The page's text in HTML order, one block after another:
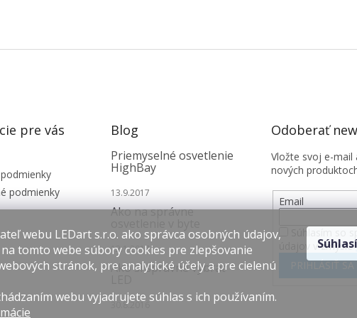
webu LEDart s.r.o. ako správca osobných údajov,
tomto webe súbory cookies pre zlepšovanie
stránok, pre analytické účely a pre cielenú
webu vyjadrujete súhlas s ich používaním.
pre vás
podmienky
Blog
Priemyselné osvetlenie
HighBay
13.9.2017
Ako na správne
12.1.2017
Ako si správne vybrať
30.8.2016
Odoberať
Vložte svoj e-mail
nových
Email
Súhlasím so
údajov v zmysle
PRIHLÁSIŤ SA